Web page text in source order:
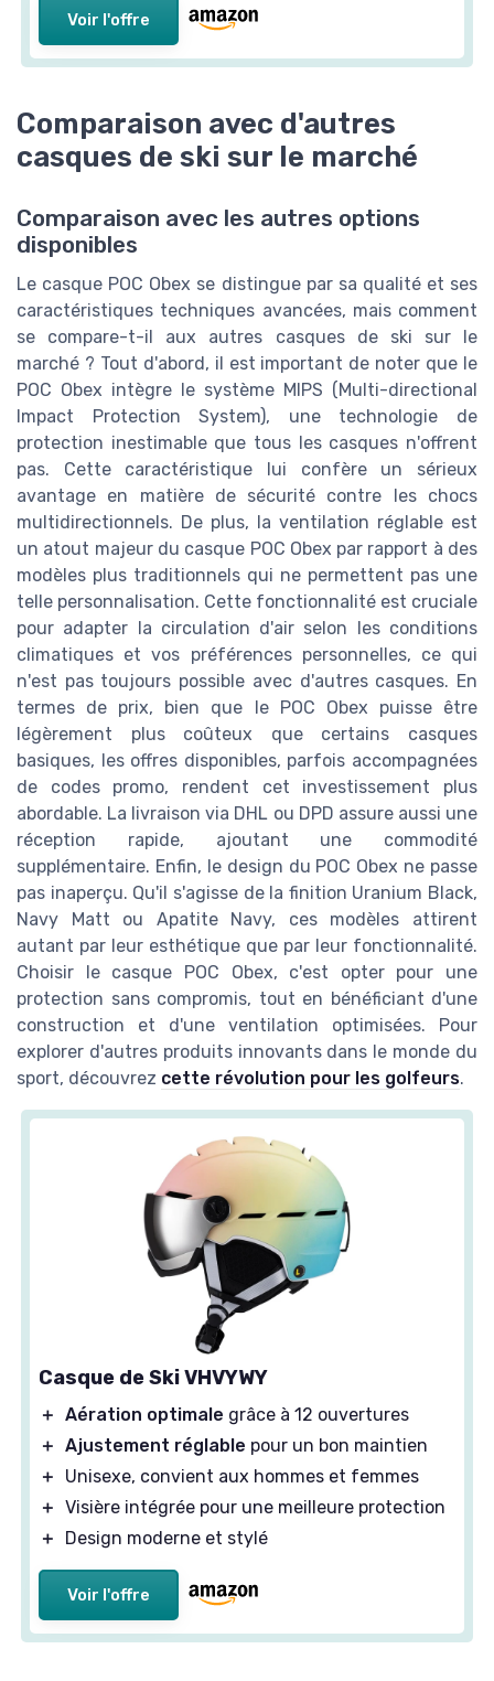
Voir l'offre
Comparaison avec d'autres
casques de ski sur le marché
Comparaison avec les autres options
disponibles
Le casque POC Obex se distingue par sa qualité et ses
caractéristiques techniques avancées, mais comment
se compare-t-il aux autres casques de ski sur le
marché ? Tout d'abord, il est important de noter que le
POC Obex intègre le système MIPS (Multi-directional
Impact Protection System), une technologie de
protection inestimable que tous les casques n'offrent
pas. Cette caractéristique lui confère un sérieux
avantage en matière de sécurité contre les chocs
multidirectionnels. De plus, la ventilation réglable est
un atout majeur du casque POC Obex par rapport à des
modèles plus traditionnels qui ne permettent pas une
telle personnalisation. Cette fonctionnalité est cruciale
pour adapter la circulation d'air selon les conditions
climatiques et vos préférences personnelles, ce qui
n'est pas toujours possible avec d'autres casques. En
termes de prix, bien que le POC Obex puisse être
légèrement plus coûteux que certains casques
basiques, les offres disponibles, parfois accompagnées
de codes promo, rendent cet investissement plus
abordable. La livraison via DHL ou DPD assure aussi une
réception rapide, ajoutant une commodité
supplémentaire. Enfin, le design du POC Obex ne passe
pas inaperçu. Qu'il s'agisse de la finition Uranium Black,
Navy Matt ou Apatite Navy, ces modèles attirent
autant par leur esthétique que par leur fonctionnalité.
Choisir le casque POC Obex, c'est opter pour une
protection sans compromis, tout en bénéficiant d'une
construction et d'une ventilation optimisées. Pour
explorer d'autres produits innovants dans le monde du
sport, découvrez cette révolution pour les golfeurs.
Casque de Ski VHVYWY
＋ Aération optimale grâce à 12 ouvertures
＋ Ajustement réglable pour un bon maintien
＋
Unisexe, convient aux hommes et femmes
＋ Visière intégrée pour une meilleure protection
＋
Design moderne et stylé
Voir l'offre